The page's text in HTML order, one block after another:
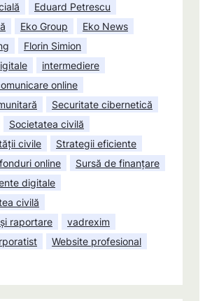
Eduard Petrescu
Eko Group
Eko News
Florin Simion
intermediere
online
Securitate cibernetică
Societatea civilă
civile
Strategii eficiente
online
Sursă de finanțare
digitale
civilă
raportare
vadrexim
Website profesional